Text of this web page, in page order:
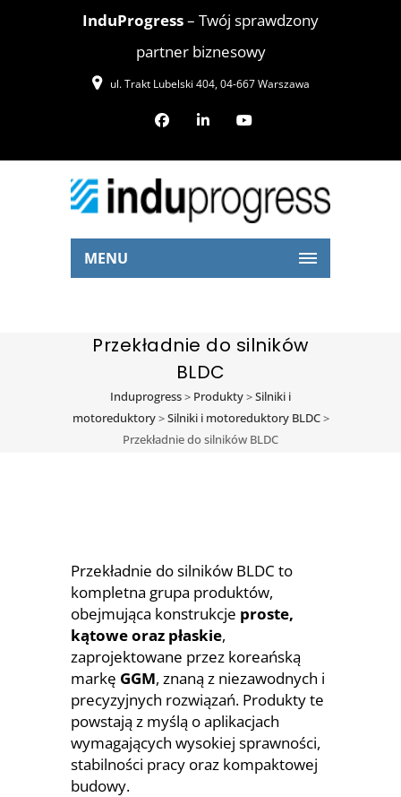
InduProgress– Twój sprawdzony
partner biznesowy
ul. Trakt Lubelski 404, 04-667 Warszawa
MENU
Przekładnie do silników
BLDC
Induprogress> Produkty>Silniki i
motoreduktory>Silniki i motoreduktory BLDC>
Przekładnie do silników BLDC
Przekładnie do silników BLDC to
kompletna grupa produktów,
obejmująca konstrukcje proste,
kątowe oraz płaskie,
zaprojektowane przez koreańską
markę GGM, znaną z niezawodnych i
precyzyjnych rozwiązań. Produkty te
powstają z myślą o aplikacjach
wymagających wysokiej sprawności,
stabilności pracy oraz kompaktowej
budowy.